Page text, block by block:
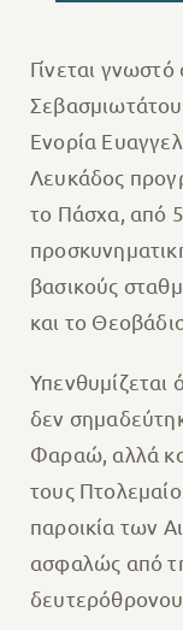
Γίνεται γνωστό
Ενορία
Λευκάδος
το Πάσχα, από
βασικούς
και το
Υπενθυμίζεται
δεν
Φαραώ, αλλά
τους
παροικία των
ασφαλώς από